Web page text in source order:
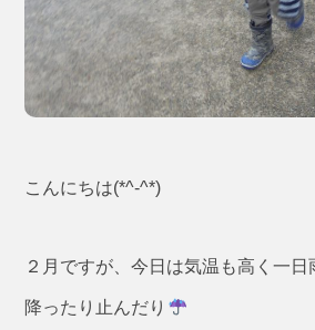
こんにちは(*^-^*)
２月ですが、今日は気温も高く一日
降ったり止んだり